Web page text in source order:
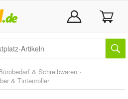
& Schreibwaren ›
& Tintenroller